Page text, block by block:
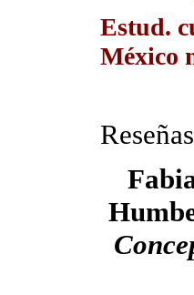
Estud.
México
Reseñas